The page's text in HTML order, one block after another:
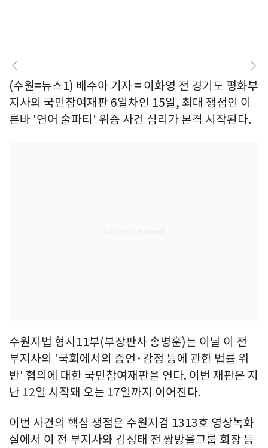
(수원=뉴스1) 배수아 기자 = 이화영 전 경기도 평화부
지사의 국민참여재판 6일차인 15일, 최대 쟁점인 이
른바 '연어 술파티' 위증 사건 심리가 본격 시작된다.
수원지법 형사11부(부장판사 송병훈)는 이날 이 전
부지사의 '국회에서의 증언·감정 등에 관한 법률 위
반' 혐의에 대한 국민참여재판을 연다. 이번 재판은 지
난 12일 시작돼 오는 17일까지 이어진다.
이번 사건의 핵심 쟁점은 수원지검 1313호 영상녹화
실에서 이 전 부지사와 김성태 전 쌍방울그룹 회장 등